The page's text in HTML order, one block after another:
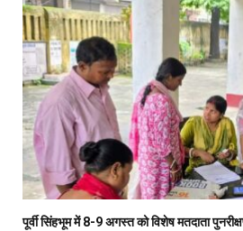
पूर्वी सिंहभूम में 8-9 अगस्त को विशेष मतदाता